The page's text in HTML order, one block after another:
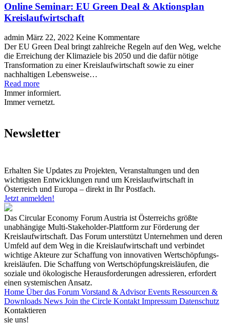
Online Seminar: EU Green Deal & Aktionsplan
Kreislaufwirtschaft
admin März 22, 2022 Keine Kommentare
Der EU Green Deal bringt zahlreiche Regeln auf den Weg, welche
die Erreichung der Klimaziele bis 2050 und die dafür nötige
Transformation zu einer Kreislaufwirtschaft sowie zu einer
nachhaltigen Lebensweise…
Read more
Immer informiert.
Immer vernetzt.
Newsletter
Erhalten Sie Updates zu Projekten, Veranstaltungen und den
wichtigsten Entwicklungen rund um Kreislaufwirtschaft in
Österreich und Europa – direkt in Ihr Postfach.
Jetzt anmelden!
Das Circular Economy Forum Austria ist Österreichs größte
unabhängige Multi-Stakeholder-Plattform zur Förderung der
Kreislaufwirtschaft. Das Forum unterstützt Unternehmen und deren
Umfeld auf dem Weg in die Kreislaufwirtschaft und verbindet
wichtige Akteure zur Schaffung von innovativen Wertschöpfungs-
kreisläufen. Die Schaffung von Wertschöpfungskreisläufen, die
soziale und ökologische Herausforderungen adressieren, erfordert
einen systemischen Ansatz.
Home Über das Forum Vorstand & AdvisorEvents Ressourcen &
Downloads News Join the Circle Kontakt Impressum Datenschutz
Kontaktieren
sie uns!